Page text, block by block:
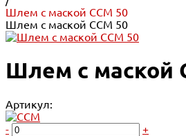
Шлем с маской CCM 50
Шлем с маской CCM 50
Шлем с маской
Артикул:
-
+